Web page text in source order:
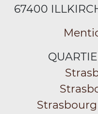
67400